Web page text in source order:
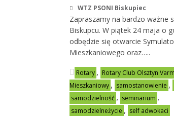
WTZ PSONI Biskupiec
Zapraszamy na bardzo ważne
Biskupcu. W piątek 24 maja o
odbędzie się otwarcie
Mieszkaniowego oraz…..
Rotary , Rotary Club Olsztyn
Mieszkaniowy , samostanowienie ,
samodzielność , seminarium ,
samodzielneżycie , self adwokaci